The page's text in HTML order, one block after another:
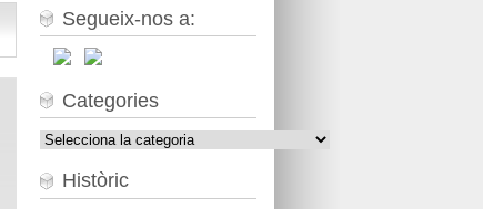
Segueix-nos a:
Categories
Categories
Històric